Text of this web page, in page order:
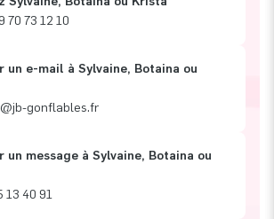
70 73 12 10
un e-mail à Sylvaine, Botaina ou
gonflables.fr
un message à Sylvaine, Botaina ou
13 40 91